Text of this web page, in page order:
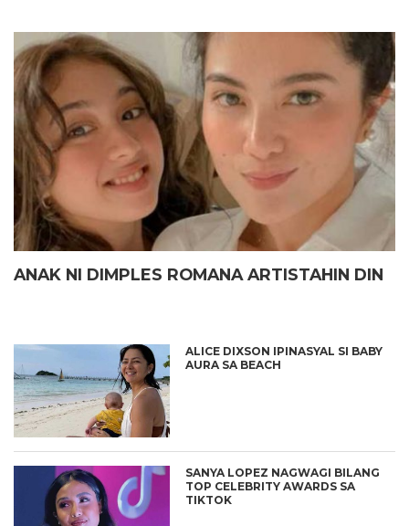
ANAK NI DIMPLES ROMANA ARTISTAHIN DIN
ALICE DIXSON IPINASYAL SI BABY
AURA SA BEACH
SANYA LOPEZ NAGWAGI BILANG
TOP CELEBRITY AWARDS SA
TIKTOK